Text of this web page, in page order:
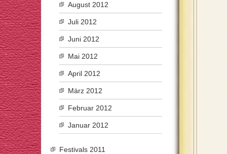
August 2012
Juli 2012
Juni 2012
Mai 2012
April 2012
März 2012
Februar 2012
Januar 2012
Festivals 2011